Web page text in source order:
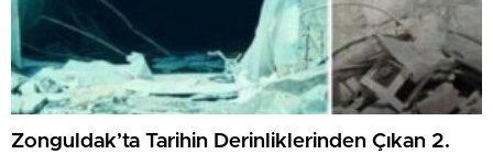
Zonguldak’ta Tarihin Derinliklerinden Çıkan 2.